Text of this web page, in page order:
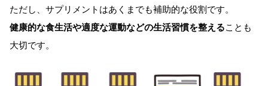
ただし、サプリメントはあくまでも補助的な役割です。
健康的な食生活や適度な運動などの生活習慣を整えることも
大切です。